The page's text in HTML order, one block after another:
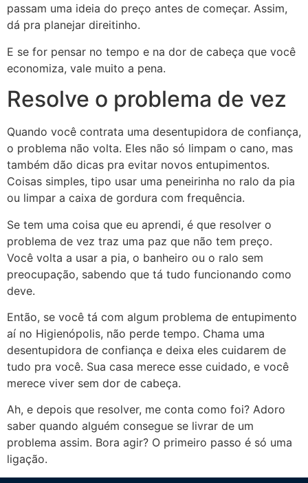
passam uma ideia do preço antes de começar. Assim,
dá pra planejar direitinho.
E se for pensar no tempo e na dor de cabeça que você
economiza, vale muito a pena.
Resolve o problema de vez
Quando você contrata uma desentupidora de confiança,
o problema não volta. Eles não só limpam o cano, mas
também dão dicas pra evitar novos entupimentos.
Coisas simples, tipo usar uma peneirinha no ralo da pia
ou limpar a caixa de gordura com frequência.
Se tem uma coisa que eu aprendi, é que resolver o
problema de vez traz uma paz que não tem preço.
Você volta a usar a pia, o banheiro ou o ralo sem
preocupação, sabendo que tá tudo funcionando como
deve.
Então, se você tá com algum problema de entupimento
aí no Higienópolis, não perde tempo. Chama uma
desentupidora de confiança e deixa eles cuidarem de
tudo pra você. Sua casa merece esse cuidado, e você
merece viver sem dor de cabeça.
Ah, e depois que resolver, me conta como foi? Adoro
saber quando alguém consegue se livrar de um
problema assim. Bora agir? O primeiro passo é só uma
ligação.